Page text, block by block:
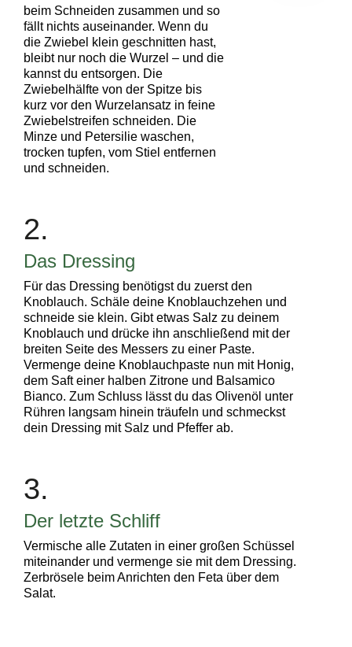
beim Schneiden zusammen und so
fällt nichts auseinander. Wenn du
die Zwiebel klein geschnitten hast,
bleibt nur noch die Wurzel – und die
kannst du entsorgen. Die
Zwiebelhälfte von der Spitze bis
kurz vor den Wurzelansatz in feine
Zwiebelstreifen schneiden. Die
Minze und Petersilie waschen,
trocken tupfen, vom Stiel entfernen
und schneiden.
2.
Das Dressing
Für das Dressing benötigst du zuerst den
Knoblauch. Schäle deine Knoblauchzehen und
schneide sie klein. Gibt etwas Salz zu deinem
Knoblauch und drücke ihn anschließend mit der
breiten Seite des Messers zu einer Paste.
Vermenge deine Knoblauchpaste nun mit Honig,
dem Saft einer halben Zitrone und Balsamico
Bianco. Zum Schluss lässt du das Olivenöl unter
Rühren langsam hinein träufeln und schmeckst
dein Dressing mit Salz und Pfeffer ab.
3.
Der letzte Schliff
Vermische alle Zutaten in einer großen Schüssel
miteinander und vermenge sie mit dem Dressing.
Zerbrösele beim Anrichten den Feta über dem
Salat.